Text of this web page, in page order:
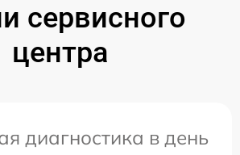
сервисного
центра
диагностика в день